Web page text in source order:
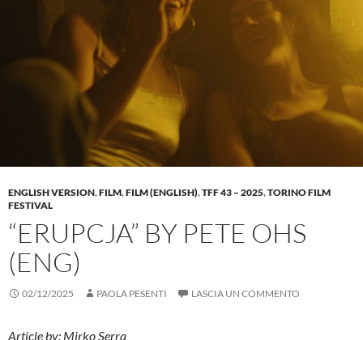
ENGLISH VERSION,FILM,FILM (ENGLISH),TFF 43 – 2025,TORINO FILM
FESTIVAL
“ERUPCJA” BY PETE OHS
(ENG)
02/12/2025 PAOLA PESENTI LASCIA UN COMMENTO
Article by: Mirko Serra